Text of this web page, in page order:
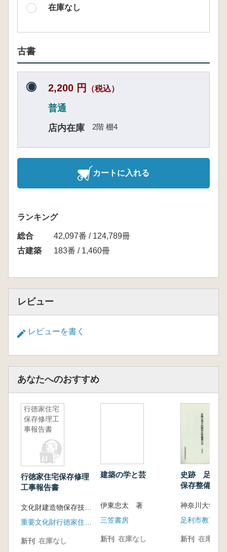
在庫なし
古書
2,200 円 （税込）
普通
店内在庫
2階 棚4
カートに入れる
ランキング
総合
42,097番 / 124,789冊
古建築
183番 / 1,460冊
レビュー
レビューを書く
あなたへのおすすめ
行徳家住宅
保存修理工
事報告書
行徳家住宅保存修理
工事報告書
新刊 在庫なし
建築の学と芸
伊東忠太 著
三笠書房
新刊 在庫なし
史跡 足利
保存整備報
足利市教育委
新刊 在庫なし